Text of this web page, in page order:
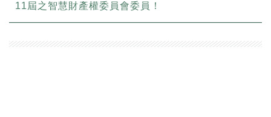
11屆之智慧財產權委員會委員！